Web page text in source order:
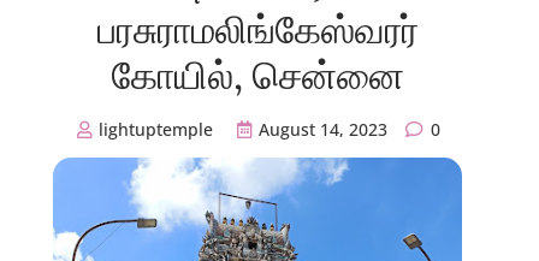
பரசுராமலிங்கேஸ்வரர்
கோயில், சென்னை
lightuptemple August 14, 2023 0